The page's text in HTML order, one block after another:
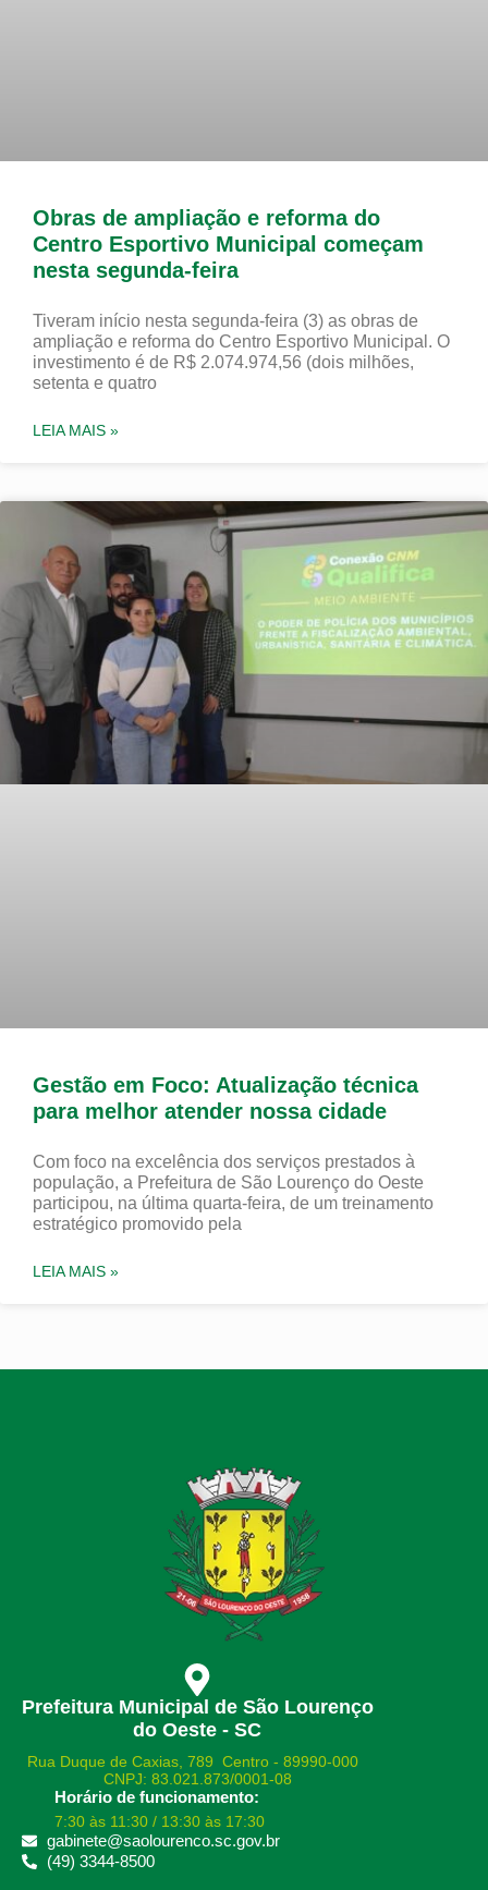
Obras de ampliação e reforma do
Centro Esportivo Municipal começam
nesta segunda-feira
Tiveram início nesta segunda-feira (3) as obras de
ampliação e reforma do Centro Esportivo Municipal. O
investimento é de R$ 2.074.974,56 (dois milhões,
setenta e quatro
LEIA MAIS »
Gestão em Foco: Atualização técnica
para melhor atender nossa cidade
Com foco na excelência dos serviços prestados à
população, a Prefeitura de São Lourenço do Oeste
participou, na última quarta-feira, de um treinamento
estratégico promovido pela
LEIA MAIS »
Prefeitura Municipal de São Lourenço
do Oeste - SC
Rua Duque de Caxias, 789 Centro - 89990-000
CNPJ: 83.021.873/0001-08
Horário de funcionamento:
7:30 às 11:30 / 13:30 às 17:30
gabinete@saolourenco.sc.gov.br
(49) 3344-8500